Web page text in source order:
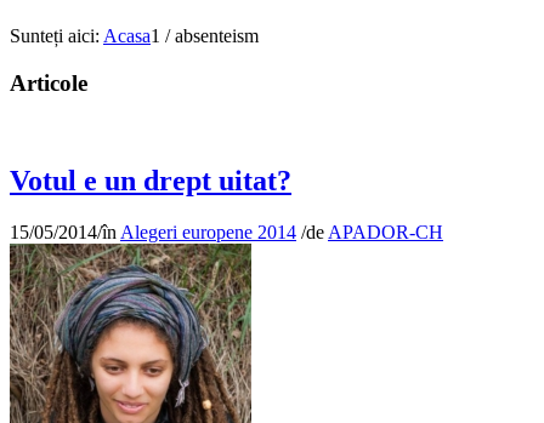
Sunteți aici: Acasa1 / absenteism
Articole
Votul e un drept uitat?
15/05/2014/în Alegeri europene 2014 /de APADOR-CH